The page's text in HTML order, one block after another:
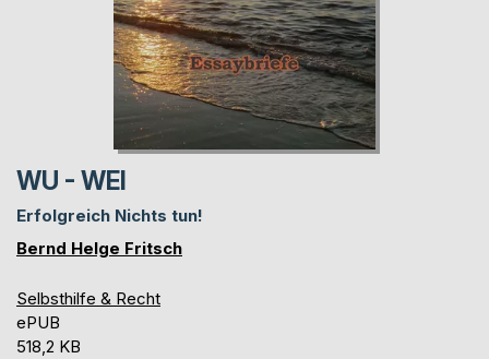
WU - WEI
Erfolgreich Nichts tun!
Bernd Helge Fritsch
Selbsthilfe & Recht
ePUB
518,2 KB